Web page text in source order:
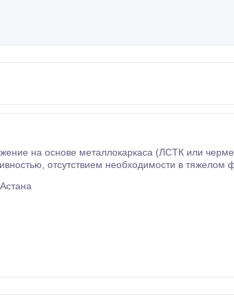
металлокаркаса (ЛСТК или чермет), возводимое за